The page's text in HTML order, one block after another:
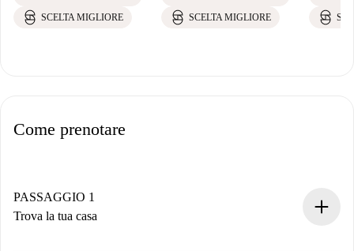
SCELTA MIGLIORE
SCELTA MIGLIORE
Come prenotare
PASSAGGIO 1
Trova la tua casa